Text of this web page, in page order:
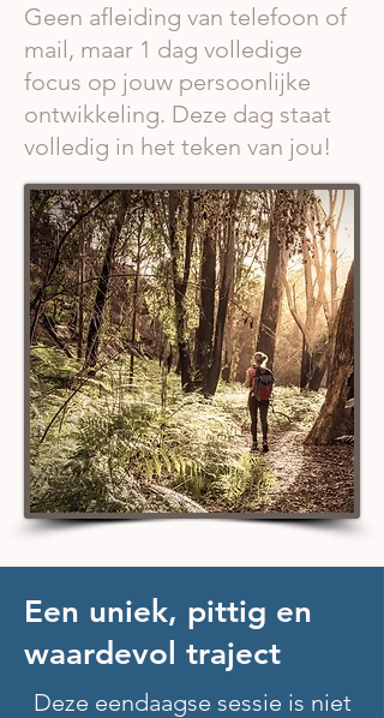
Geen afleiding van telefoon of
mail, maar 1 dag volledige
focus op jouw persoonlijke
ontwikkeling. Deze dag staat
volledig in het teken van jou!
Een uniek, pittig en
waardevol traject
Deze eendaagse sessie is niet